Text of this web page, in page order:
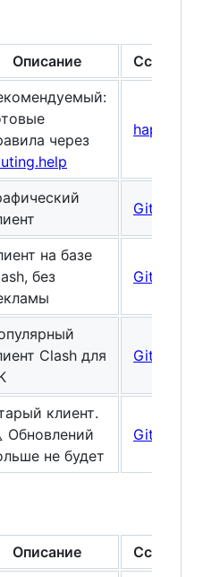
Описание Ссылка
через
happ.su
GitHub
на базе
без
GitHub
Clash для
GitHub
клиент.
Обновлений
не будет
GitHub
Описание Ссылка